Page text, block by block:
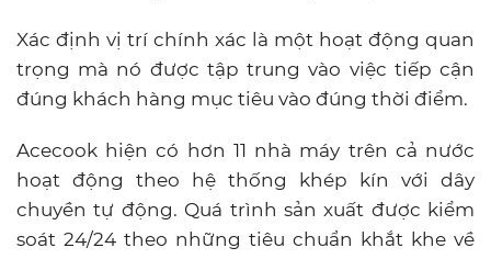
Xác định vị trí chính xác là một hoạt động quan
trọng mà nó được tập trung vào việc tiếp cận
đúng khách hàng mục tiêu vào đúng thời điểm.
Acecook hiện có hơn 11 nhà máy trên cả nước
hoạt động theo hệ thống khép kín với dây
chuyền tự động. Quá trình sản xuất được kiểm
soát 24/24 theo những tiêu chuẩn khắt khe về